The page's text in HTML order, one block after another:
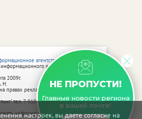
настроек, вы даете согласие на
НЕ ПРОПУСТИ!
Главные новости региона
в вашей почте!
агентство vRossii.ru
агентства vRossii.ru
2009г.
Н.
правах рекламы.
тел. 7-910-267-70-40,
информацию, не предназначенную